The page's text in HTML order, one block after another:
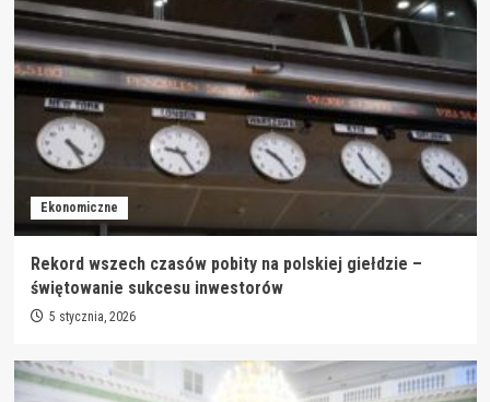
Ekonomiczne
Rekord wszech czasów pobity na polskiej giełdzie –
świętowanie sukcesu inwestorów
5 stycznia, 2026